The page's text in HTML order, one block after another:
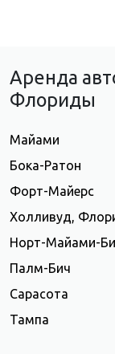
Аренда
Флориды
Майами
Бока-Ратон
Форт-Майерс
Холливуд,
Норт-Майами-
Палм-Бич
Сарасота
Тампа